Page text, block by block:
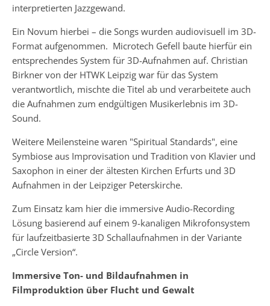
interpretierten Jazzgewand.
Ein Novum hierbei – die Songs wurden audiovisuell im 3D-
Format aufgenommen. Microtech Gefell baute hierfür ein
entsprechendes System für 3D-Aufnahmen auf. Christian
Birkner von der HTWK Leipzig war für das System
verantwortlich, mischte die Titel ab und verarbeitete auch
die Aufnahmen zum endgültigen Musikerlebnis im 3D-
Sound.
Weitere Meilensteine waren "Spiritual Standards", eine
Symbiose aus Improvisation und Tradition von Klavier und
Saxophon in einer der ältesten Kirchen Erfurts und 3D
Aufnahmen in der Leipziger Peterskirche.
Zum Einsatz kam hier die immersive Audio-Recording
Lösung basierend auf einem 9-kanaligen Mikrofonsystem
für laufzeitbasierte 3D Schallaufnahmen in der Variante
„Circle Version“.
Immersive Ton- und Bildaufnahmen in
Filmproduktion über Flucht und Gewalt